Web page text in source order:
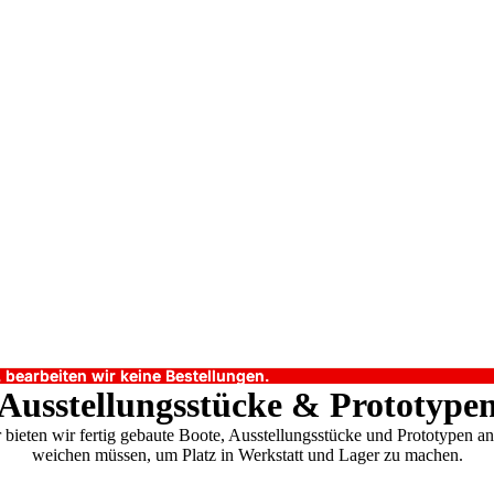
wir keine Bestellungen.
wir keine Bestellungen.
&
bieten wir fertig gebaute Boote, Ausstellungsstücke und Prototypen
weichen müssen, um Platz in Werkstatt und Lager zu machen.